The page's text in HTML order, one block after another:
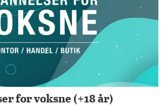
for voksne (+18 år)